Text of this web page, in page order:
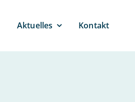
Ak­tu­el­les Kontakt